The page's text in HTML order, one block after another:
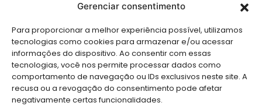
Gerenciar consentimento
Para proporcionar a melhor experiência possível, utilizamos
tecnologias como cookies para armazenar e/ou acessar
informações do dispositivo. Ao consentir com essas
tecnologias, você nos permite processar dados como
comportamento de navegação ou IDs exclusivos neste site. A
recusa ou a revogação do consentimento pode afetar
negativamente certas funcionalidades.
CAMPANHAS
SERVIÇOS
FILIADAS